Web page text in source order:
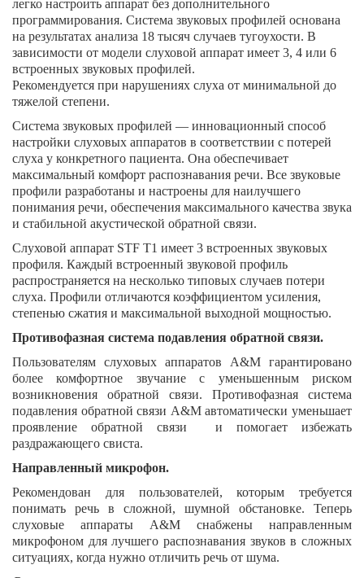
легко настроить аппарат без дополнительного
программирования. Система звуковых профилей основана
на результатах анализа 18 тысяч случаев тугоухости. В
зависимости от модели слуховой аппарат имеет 3, 4 или 6
встроенных звуковых профилей.
Рекомендуется при нарушениях слуха от минимальной до
тяжелой степени.
Система звуковых профилей — инновационный способ
настройки слуховых аппаратов в соответствии с потерей
слуха у конкретного пациента. Она обеспечивает
максимальный комфорт распознавания речи. Все звуковые
профили разработаны и настроены для наилучшего
понимания речи, обеспечения максимального качества звука
и стабильной акустической обратной связи.
Слуховой аппарат STF T1 имеет 3 встроенных звуковых
профиля. Каждый встроенный звуковой профиль
распространяется на несколько типовых случаев потери
слуха. Профили отличаются коэффициентом усиления,
степенью сжатия и максимальной выходной мощностью.
Противофазная система подавления обратной связи.
Пользователям слуховых аппаратов A&M гарантировано
более комфортное звучание с уменьшенным риском
возникновения обратной связи. Противофазная система
подавления обратной связи A&M автоматически уменьшает
проявление обратной связи и помогает избежать
раздражающего свиста.
Направленный микрофон.
Рекомендован для пользователей, которым требуется
понимать речь в сложной, шумной обстановке. Теперь
слуховые аппараты A&M снабжены направленным
микрофоном для лучшего распознавания звуков в сложных
ситуациях, когда нужно отличить речь от шума.